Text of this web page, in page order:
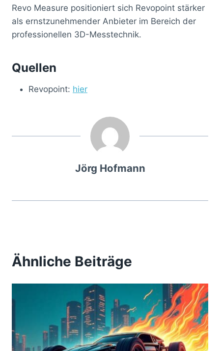
Revo Measure positioniert sich Revopoint stärker
als ernstzunehmender Anbieter im Bereich der
professionellen 3D-Messtechnik.
Quellen
Revopoint: hier
Jörg Hofmann
Ähnliche Beiträge